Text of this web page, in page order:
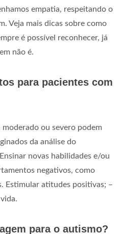
empatia, respeitando o
Veja mais dicas sobre como
é possível reconhecer, já
não é.
para pacientes com
ou severo podem
da análise do
novas habilidades e/ou
negativos, como
Estimular atitudes positivas; –
para o autismo?